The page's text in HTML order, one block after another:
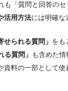
も「質問と回答の
活用方法には明確な
せられる質問」 をも
る質問」 も含めた
資料の一部として使